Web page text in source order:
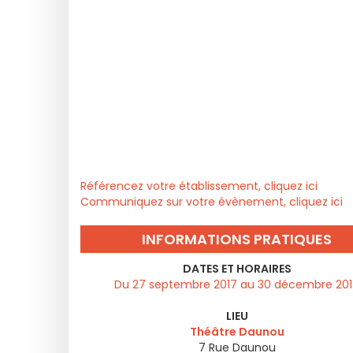
Référencez votre établissement, cliquez ici
Communiquez sur votre évènement, cliquez ici
INFORMATIONS PRATIQUES
DATES ET HORAIRES
Du 27 septembre 2017 au 30 décembre
LIEU
Théâtre Daunou
7 Rue Daunou